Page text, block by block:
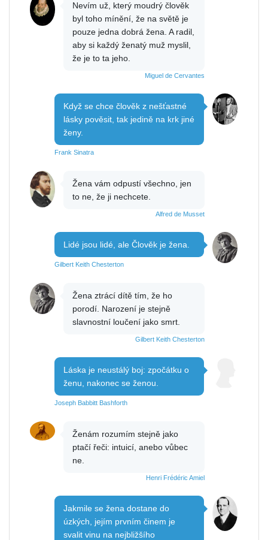
Nevím už, který moudrý člověk
byl toho mínění, že na světě je
pouze jedna dobrá žena. A radil,
aby si každý ženatý muž myslil,
že je to ta jeho.
Miguel de Cervantes
Když se chce člověk z nešťastné
lásky pověsit, tak jedině na krk jiné
ženy.
Frank Sinatra
Žena vám odpustí všechno, jen
to ne, že ji nechcete.
Alfred de Musset
Lidé jsou lidé, ale Člověk je žena.
Gilbert Keith Chesterton
Žena ztrácí dítě tím, že ho
porodí. Narození je stejně
slavnostní loučení jako smrt.
Gilbert Keith Chesterton
Láska je neustálý boj: zpočátku o
ženu, nakonec se ženou.
Joseph Babbitt Bashforth
Ženám rozumím stejně jako
ptačí řeči: intuicí, anebo vůbec
ne.
Henri Frédéric Amiel
Jakmile se žena dostane do
úzkých, jejím prvním činem je
svalit vinu na nejbližšího